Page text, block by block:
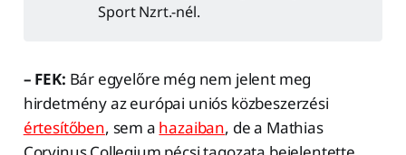
Sport Nzrt.-nél.
– FEK: Bár egyelőre még nem jelent meg
hirdetmény az európai uniós közbeszerzési
értesítőben, sem a hazaiban, de a Mathias